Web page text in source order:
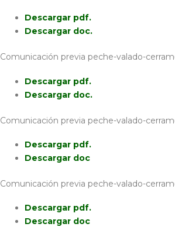
Descargar pdf.
Descargar doc.
Comunicación previa peche-valado-
Descargar pdf.
Descargar doc.
Comunicación previa peche-valado-
Descargar pdf.
Descargar doc
Comunicación previa peche-valado-
Descargar pdf.
Descargar doc